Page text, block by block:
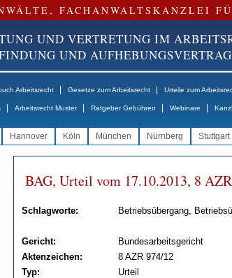
FACHANWALTSKANZLEI
UND VERTRETUNG IM
UND AUFHEBUNGSVERTRAG
Arbeitsrecht Gesetze zum Arbeitsrecht Urteile zum
Arbeitsrecht Muster Ratgeber Gebühren Webinare
Hannover Köln München Nürnberg Stuttgart
BAG, Ur­teil vom 17.10.2013, 8
Schlagworte: Betriebsübergang,
Gericht:
Bundesarbeitsgericht
Aktenzeichen:
8 AZR 974/12
Typ:
Urteil